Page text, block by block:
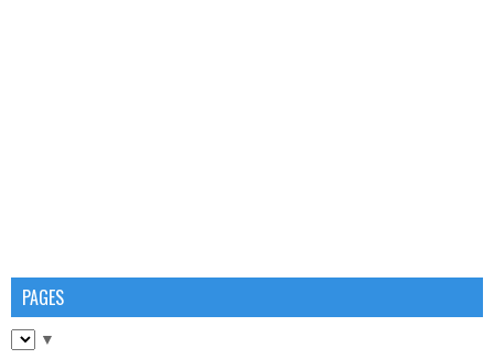
PAGES
▼